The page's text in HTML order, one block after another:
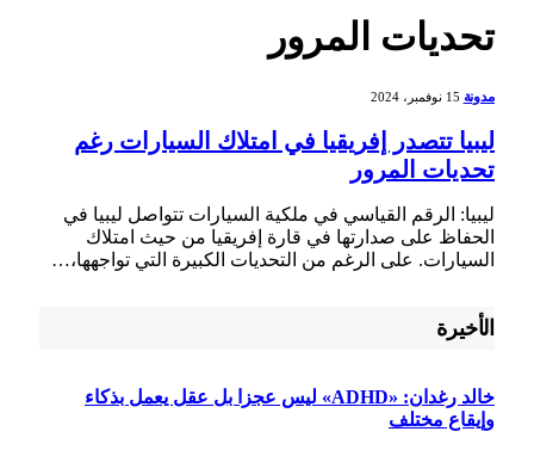
تحديات المرور
مدونة 15 نوفمبر، 2024
ليبيا تتصدر إفريقيا في امتلاك السيارات رغم
تحديات المرور
ليبيا: الرقم القياسي في ملكية السيارات تتواصل ليبيا​ في
الحفاظ على صدارتها في قارة إفريقيا من حيث امتلاك
السيارات. على الرغم ‌من التحديات الكبيرة التي ⁤تواجهها،…
الأخيرة
خالد رغدان: «ADHD» ليس عجزا بل عقل يعمل بذكاء
وإيقاع مختلف